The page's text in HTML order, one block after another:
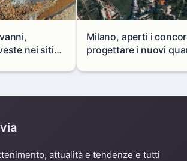
nei siti
fare spazio a
Milano, aperti i
progettare i nuovi
Mare
attualità e tendenze e tutti